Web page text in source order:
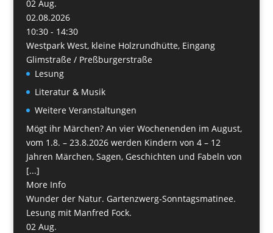
02 Aug.
02.08.2026
10:30 - 14:30
Westpark West, kleine Holzrundhütte, Eingang
Glimstraße / Preßburgerstraße
Lesung
Literatur & Musik
Weitere Veranstaltungen
Mögt ihr Märchen? An vier Wochenenden im August,
vom 1.8. – 23.8.2026 werden Kindern von 4 – 12
Jahren Märchen, Sagen, Geschichten und Fabeln von
[...]
More Info
Wunder der Natur. Gartenzwerg-Sonntagsmatinee.
Lesung mit Manfred Fock.
02 Aug.